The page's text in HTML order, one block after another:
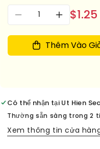
Giảm
lượng
Ca
chua
Cay
-
Tăng
lượng
cho
Ca
chua
Cay
-
$1.25
Thêm Vào
Có thể nhận tại Ut Hien
Thường sẵn sàng trong 2
Xem thông tin cửa